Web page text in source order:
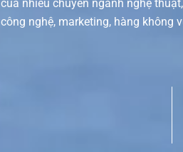
của nhiều chuyên ngành nghệ
công nghệ, marketing, hàng không